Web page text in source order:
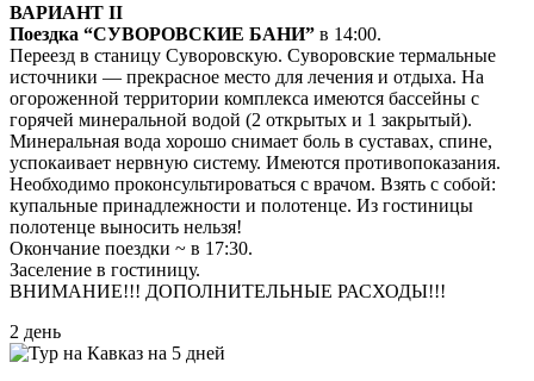
ВАРИАНТ II
Поездка “СУВОРОВСКИЕ БАНИ” в 14:00.
Переезд в станицу Суворовскую. Суворовские термальные
источники — прекрасное место для лечения и отдыха. На
огороженной территории комплекса имеются бассейны с
горячей минеральной водой (2 открытых и 1 закрытый).
Минеральная вода хорошо снимает боль в суставах, спине,
успокаивает нервную систему. Имеются противопоказания.
Необходимо проконсультироваться с врачом. Взять с собой:
купальные принадлежности и полотенце. Из гостиницы
полотенце выносить нельзя!
Окончание поездки ~ в 17:30.
Заселение в гостиницу.
ВНИМАНИЕ!!! ДОПОЛНИТЕЛЬНЫЕ РАСХОДЫ!!!
2 день